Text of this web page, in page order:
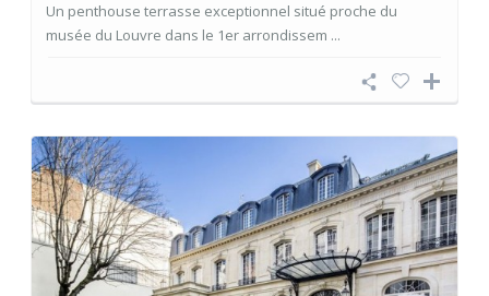
Un penthouse terrasse exceptionnel situé proche du
musée du Louvre dans le 1er arrondissem ...